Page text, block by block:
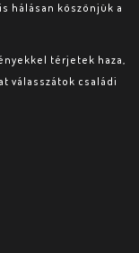
hálásan köszönjük a
térjetek haza,
válasszátok családi